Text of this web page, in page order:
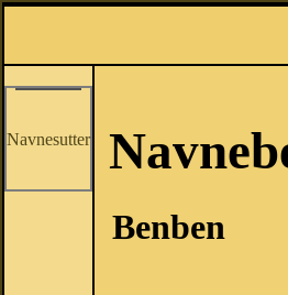
Navnesutter
Benben